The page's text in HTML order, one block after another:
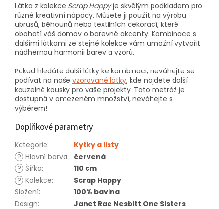
Látka z kolekce Scrap Happyje skvělým podkladem pro
různé kreativní nápady. Můžete ji použít na výrobu
ubrusů, běhounů nebo textilních dekorací, které
obohatí váš domov o barevné akcenty. Kombinace s
dalšími látkami ze stejné kolekce vám umožní vytvořit
nádhernou harmonii barev a vzorů.
Pokud hledáte další látky ke kombinaci, neváhejte se
podívat na naše vzorované látky, kde najdete další
kouzelné kousky pro vaše projekty. Tato metráž je
dostupná v omezeném množství, neváhejte s
výběrem!
Doplňkové parametry
Kategorie:
Kytky a listy
? Hlavní barva: červená
? Šířka:
110 cm
? Kolekce:
Scrap Happy
Složení:
100% bavlna
Design:
Janet Rae Nesbitt One Sisters